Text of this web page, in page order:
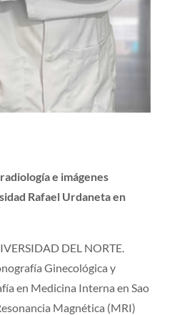
e imágenes
Rafael Urdaneta en
DEL NORTE.
Ginecológica y
en Medicina Interna en Sao
Magnética (MRI)